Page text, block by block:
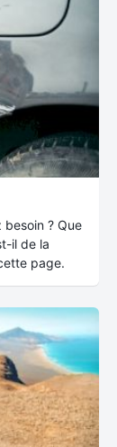
? Que
il de la
page.